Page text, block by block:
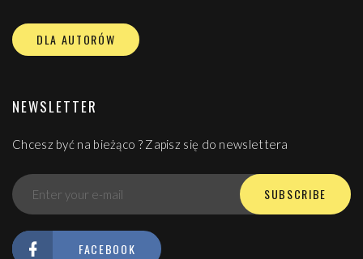
DLA AUTORÓW
NEWSLETTER
Chcesz być na bieżąco ? Zapisz się do newslettera
SUBSCRIBE
FACEBOOK